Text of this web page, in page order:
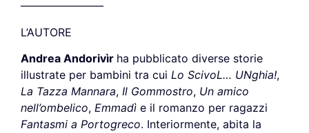
———————–
L’AUTORE
Andrea Andorivìr ha pubblicato diverse storie
illustrate per bambini tra cui Lo ScivoL… UNghia!,
La Tazza Mannara, Il Gommostro, Un amico
nell’ombelico, Emmadì e il romanzo per ragazzi
Fantasmi a Portogreco. Interiormente, abita la